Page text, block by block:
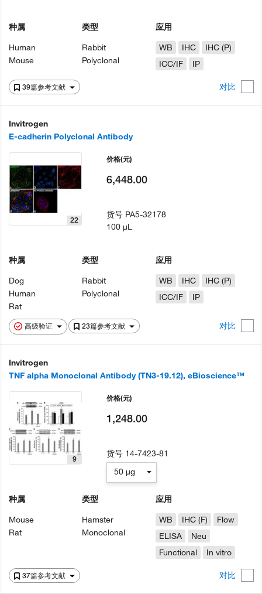
39篇参考文献 对比
种属
Human
Mouse
类型
Rabbit
Polyclonal
应用
WB
IHC
IHC (P)
ICC/IF
IP
Invitrogen
E-cadherin Polyclonal Antibody
高级验证 23篇参考文献 对比
22
种属
Dog
Human
Rat
类型
Rabbit
Polyclonal
应用
WB
IHC
IHC (P)
ICC/IF
IP
价格(元)
6,448.00
货号 PA5-32178
100 µL
Invitrogen
TNF alpha Monoclonal Antibody (TN3-19.12), eBioscience™
37篇参考文献 对比
9
种属
Mouse
Rat
类型
Hamster
Monoclonal
应用
WB
IHC (F)
Flow
ELISA
Neu
Functional
In vitro
价格(元)
1,248.00
货号 14-7423-81
50 µg